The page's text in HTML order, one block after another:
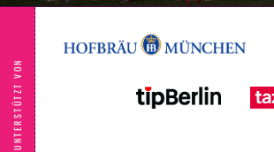
UNTERSTÜTZT VON